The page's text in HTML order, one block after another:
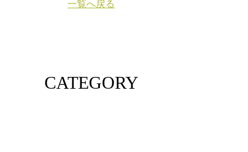
一覧へ戻る
CATEGORY